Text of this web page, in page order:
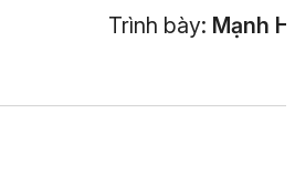
Trình bày: Mạnh